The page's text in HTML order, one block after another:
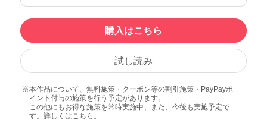
購入はこちら
試し読み
本作品について、無料施策・クーポン等の割引施策・PayPayポ
イント付与の施策を行う予定があります。
この他にもお得な施策を常時実施中、また、今後も実施予定で
す。詳しくはこちら 。